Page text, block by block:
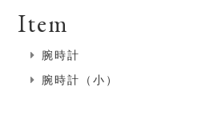
Item
腕時計
腕時計（小）